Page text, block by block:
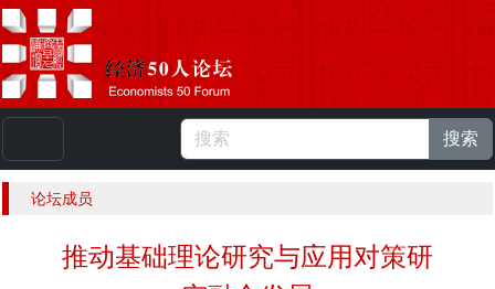
人 |English
搜索
论坛成员
推动基础理论研究与应用对策研